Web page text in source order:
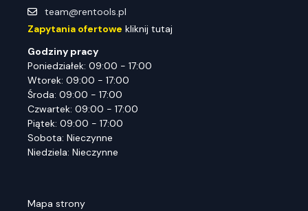
team@rentools.pl
Zapytania ofertowe kliknij tutaj
Godziny pracy
Poniedziałek: 09:00 - 17:00
Wtorek: 09:00 - 17:00
Środa: 09:00 - 17:00
Czwartek: 09:00 - 17:00
Piątek: 09:00 - 17:00
Sobota: Nieczynne
Niedziela: Nieczynne
Mapa strony